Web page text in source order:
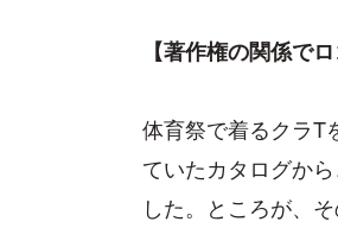
【著作権の関係で
体育祭で着るクラT
ていたカタログか
した。ところが、